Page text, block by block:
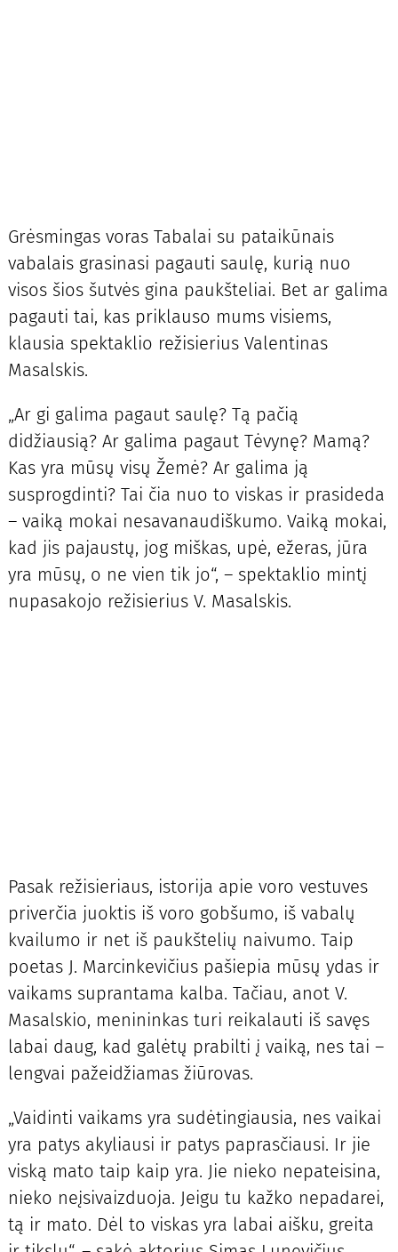
Grėsmingas voras Tabalai su pataikūnais
vabalais grasinasi pagauti saulę, kurią nuo
visos šios šutvės gina paukšteliai. Bet ar galima
pagauti tai, kas priklauso mums visiems,
klausia spektaklio režisierius Valentinas
Masalskis.
„Ar gi galima pagaut saulę? Tą pačią
didžiausią? Ar galima pagaut Tėvynę? Mamą?
Kas yra mūsų visų Žemė? Ar galima ją
susprogdinti? Tai čia nuo to viskas ir prasideda
– vaiką mokai nesavanaudiškumo. Vaiką mokai,
kad jis pajaustų, jog miškas, upė, ežeras, jūra
yra mūsų, o ne vien tik jo“, – spektaklio mintį
nupasakojo režisierius V. Masalskis.
Pasak režisieriaus, istorija apie voro vestuves
priverčia juoktis iš voro gobšumo, iš vabalų
kvailumo ir net iš paukštelių naivumo. Taip
poetas J. Marcinkevičius pašiepia mūsų ydas ir
vaikams suprantama kalba. Tačiau, anot V.
Masalskio, menininkas turi reikalauti iš savęs
labai daug, kad galėtų prabilti į vaiką, nes tai –
lengvai pažeidžiamas žiūrovas.
„Vaidinti vaikams yra sudėtingiausia, nes vaikai
yra patys akyliausi ir patys paprasčiausi. Ir jie
viską mato taip kaip yra. Jie nieko nepateisina,
nieko neįsivaizduoja. Jeigu tu kažko nepadarei,
tą ir mato. Dėl to viskas yra labai aišku, greita